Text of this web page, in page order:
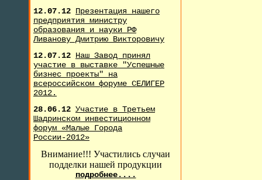
12.07.12 Презентация нашего
предприятия министру
образования и науки РФ
Ливанову Дмитрию Викторовичу
12.07.12 Наш Завод принял
участие в выставке "Успешные
бизнес проекты" на
всероссийском форуме СЕЛИГЕР
2012.
28.06.12 Участие в Третьем
Шадринском инвестиционном
форум «Малые Города
России-2012»
Внимание!!! Участились случаи
подделки нашей продукции
подробнее....